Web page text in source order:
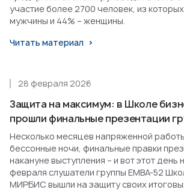
участие более 2700 человек, из
мужчины и 44% – женщины.
Читать материал
Защита на максимум: в Школе
прошли финальные презентации
28 февраля 2026
Несколько месяцев напряженной
бессонные ночи, финальные правки
накануне выступления – и вот этот день
февраля слушатели группы EMBA-52
МИРБИС вышли на защиту своих